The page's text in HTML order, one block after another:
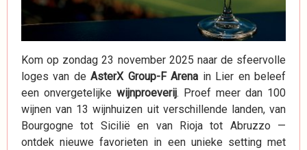
Kom op zondag 23 november 2025 naar de sfeervolle
loges van deAsterX Group-F Arena in Lier en beleef
een onvergetelijke wijnproeverij. Proef meer dan 100
wijnen van 13 wijnhuizen uit verschillende landen, van
Bourgogne tot Sicilië en van Rioja tot Abruzzo —
ontdek nieuwe favorieten in een unieke setting met